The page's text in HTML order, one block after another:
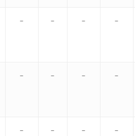
– – – –
– – – –
– – – –